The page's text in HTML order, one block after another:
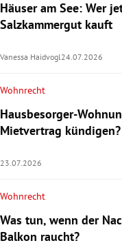
Häuser am See: Wer
Salzkammergut kauft
Vanessa Haidvogl24.07.2026
Wohnrecht
Hausbesorger-
Mietvertrag kündigen?
23.07.2026
Wohnrecht
Was tun, wenn der
Balkon raucht?